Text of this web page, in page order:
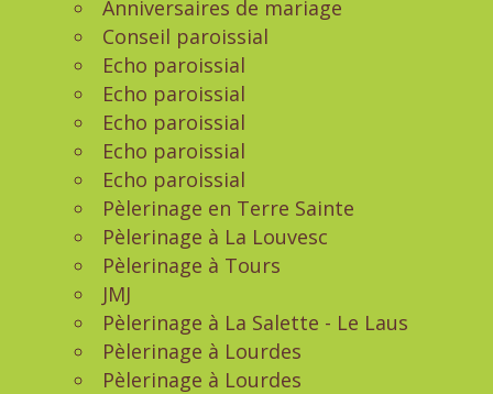
Anniversaires de mariage
Conseil paroissial
Echo paroissial
Echo paroissial
Echo paroissial
Echo paroissial
Echo paroissial
Pèlerinage en Terre Sainte
Pèlerinage à La Louvesc
Pèlerinage à Tours
JMJ
Pèlerinage à La Salette - Le Laus
Pèlerinage à Lourdes
Pèlerinage à Lourdes